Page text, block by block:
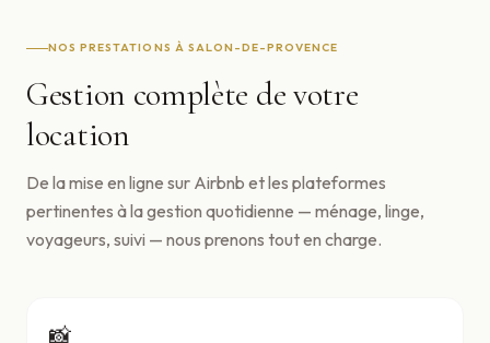
NOS PRESTATIONS À SALON-DE-PROVENCE
Gestion complète de votre
location
De la mise en ligne sur Airbnb et les plateformes
pertinentes à la gestion quotidienne — ménage, linge,
voyageurs, suivi — nous prenons tout en charge.
📸